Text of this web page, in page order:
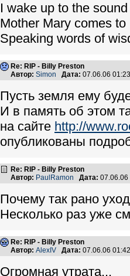
I wake up to the
Mother Mary comes to
Speaking words of
Re: RIP - Billy Preston
Автор: Simon Дата: 07.06.06
Пусть земля ему
И в память об этом
на сайте http://
опубликованы
Re: RIP - Billy Preston
Автор: PaulRamon Дата:
Почему так рано
Несколько раз уже
Re: RIP - Billy Preston
Автор: AlexIV Дата: 07.06.06
Огромная утрата...